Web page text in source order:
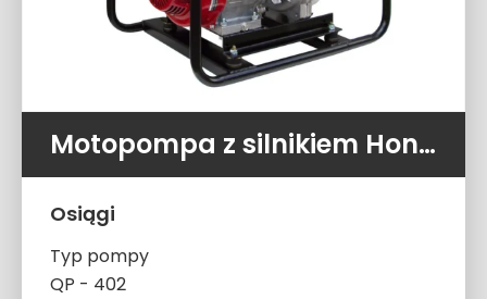
Motopompa z silnikiem Honda QP-402 (1600l/min 3.0 atm)
Osiągi
Typ pompy
QP - 402